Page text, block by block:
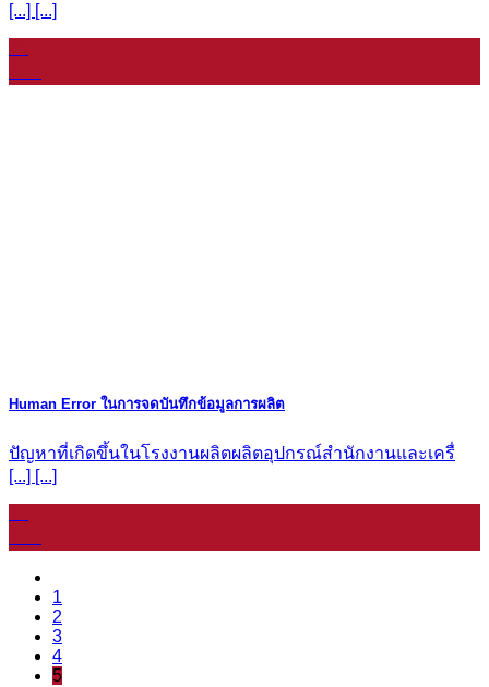
[...] [...]
Human Error ในการจดบันทึกข้อมูลการผลิต
ปัญหาที่เกิดขึ้นในโรงงานผลิตผลิตอุปกรณ์สำนักงานและเครื่
[...] [...]
1
2
3
4
5